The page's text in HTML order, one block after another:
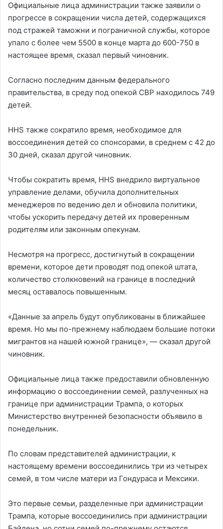
Официальные лица администрации также заявили о
прогрессе в сокращении числа детей, содержащихся
под стражей таможни и пограничной службы, которое
упало с более чем 5500 в конце марта до 600-750 в
настоящее время, сказал первый чиновник.
Согласно последним данным федерального
правительства, в среду под опекой CBP находилось 749
детей.
HHS также сократило время, необходимое для
воссоединения детей со спонсорами, в среднем с 42 до
30 дней, сказал другой чиновник.
Чтобы сократить время, HHS внедрило виртуальное
управление делами, обучила дополнительных
менеджеров по ведению дел и обновила политики,
чтобы ускорить передачу детей их проверенным
родителям или законным опекунам.
Несмотря на прогресс, достигнутый в сокращении
времени, которое дети проводят под опекой штата,
количество столкновений на границе в последний
месяц оставалось повышенным.
«Данные за апрель будут опубликованы в ближайшее
время. Но мы по-прежнему наблюдаем большие потоки
мигрантов на нашей южной границе», — сказал другой
чиновник.
Официальные лица также предоставили обновленную
информацию о воссоединении семей, разлученных на
границе при администрации Трампа, о которых
Министерство внутренней безопасности объявило в
понедельник.
По словам представителей администрации, к
настоящему времени воссоединились три из четырех
семей, в том числе матери из Гондураса и Мексики.
Это первые семьи, разделенные при администрации
Трампа, которые воссоединились при администрации